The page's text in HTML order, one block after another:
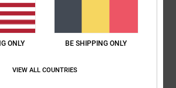
beoordelingen
onze klanten bevelen dit product aan
Prijs-kwaliteitverhouding
ONLY BE SHIPPING ONLY
VIEW ALL COUNTRIES